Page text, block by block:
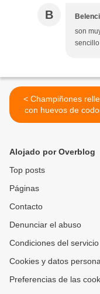
B
son
< Champiñones rellenos
con huevos de
Alojado por Overblog
Top posts
Páginas
Contacto
Denunciar el abuso
Condiciones del servicio
Cookies y datos
Preferencias de las